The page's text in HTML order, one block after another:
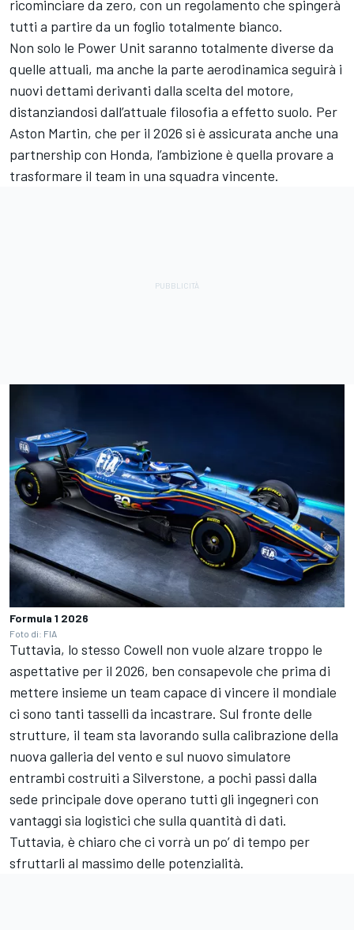
ricominciare da zero, con un regolamento che spingerà
tutti a partire da un foglio totalmente bianco.
Non solo le Power Unit saranno totalmente diverse da
quelle attuali, ma anche la parte aerodinamica seguirà i
nuovi dettami derivanti dalla scelta del motore,
distanziandosi dall’attuale filosofia a effetto suolo. Per
Aston Martin, che per il 2026 si è assicurata anche una
partnership con Honda, l’ambizione è quella provare a
trasformare il team in una squadra vincente.
Formula 1 2026
Foto di: FIA
Tuttavia, lo stesso Cowell non vuole alzare troppo le
aspettative per il 2026, ben consapevole che prima di
mettere insieme un team capace di vincere il mondiale
ci sono tanti tasselli da incastrare. Sul fronte delle
strutture, il team sta lavorando sulla calibrazione della
nuova galleria del vento e sul nuovo simulatore
entrambi costruiti a Silverstone, a pochi passi dalla
sede principale dove operano tutti gli ingegneri con
vantaggi sia logistici che sulla quantità di dati.
Tuttavia, è chiaro che ci vorrà un po’ di tempo per
sfruttarli al massimo delle potenzialità.